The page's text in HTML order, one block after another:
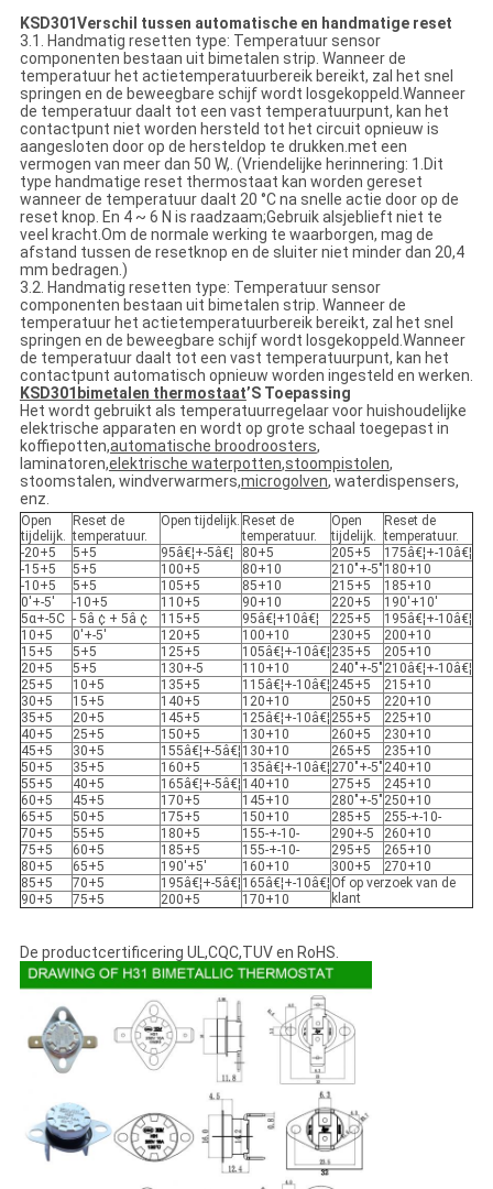
KSD301Verschil tussen automatische en handmatige reset
3.1. Handmatig resetten type: Temperatuur sensor
componenten bestaan uit bimetalen strip. Wanneer de
temperatuur het actietemperatuurbereik bereikt, zal het snel
springen en de beweegbare schijf wordt losgekoppeld.Wanneer
de temperatuur daalt tot een vast temperatuurpunt, kan het
contactpunt niet worden hersteld tot het circuit opnieuw is
aangesloten door op de hersteldop te drukken.met een
vermogen van meer dan 50 W,. (Vriendelijke herinnering: 1.Dit
type handmatige reset thermostaat kan worden gereset
wanneer de temperatuur daalt 20 °C na snelle actie door op de
reset knop. En 4 ~ 6 N is raadzaam;Gebruik alsjeblieft niet te
veel kracht.Om de normale werking te waarborgen, mag de
afstand tussen de resetknop en de sluiter niet minder dan 20,4
mm bedragen.)
3.2. Handmatig resetten type: Temperatuur sensor
componenten bestaan uit bimetalen strip. Wanneer de
temperatuur het actietemperatuurbereik bereikt, zal het snel
springen en de beweegbare schijf wordt losgekoppeld.Wanneer
de temperatuur daalt tot een vast temperatuurpunt, kan het
contactpunt automatisch opnieuw worden ingesteld en werken.
KSD301 bimetalen thermostaat’S Toepassing
Het wordt gebruikt als temperatuurregelaar voor huishoudelijke
elektrische apparaten en wordt op grote schaal toegepast in
koffiepotten,automatische broodroosters,
laminatoren,elektrische waterpotten,stoompistolen,
stoomstalen, windverwarmers,microgolven, waterdispensers,
enz.
Open
tijdelijk.
Reset de
temperatuur.
Open tijdelijk. Reset de
temperatuur.
Open
tijdelijk.
Reset de
temperatuur.
-20+5
5+5 95â€¦+-5â€¦ 80+5 205+5
175â€¦+-10â€¦
-15+5
5+5 100+5 80+10 210"+-5" 180+10
-10+5
5+5 105+5 85+10 215+5
185+10
0'+-5'
-10+5 110+5 90+10 220+5
190'+10'
5α+-5C - 5â ¢ + 5â ¢ 115+5 95â€¦+10â€¦ 225+5
195â€¦+-10â€¦
10+5
0'+-5' 120+5 100+10 230+5
200+10
15+5
5+5 125+5 105â€¦+-10â€¦ 235+5
205+10
20+5
5+5 130+-5 110+10 240"+-5" 210â€¦+-10â€¦
25+5
10+5 135+5 115â€¦+-10â€¦ 245+5
215+10
30+5
15+5 140+5 120+10 250+5
220+10
35+5
20+5 145+5 125â€¦+-10â€¦ 255+5
225+10
40+5
25+5 150+5 130+10 260+5
230+10
45+5
30+5 155â€¦+-5â€¦ 130+10 265+5
235+10
50+5
35+5 160+5 135â€¦+-10â€¦ 270"+-5" 240+10
55+5
40+5 165â€¦+-5â€¦ 140+10 275+5
245+10
60+5
45+5 170+5 145+10 280"+-5" 250+10
65+5
50+5 175+5 150+10 285+5
255-+-10-
70+5
55+5 180+5 155-+-10- 290+-5
260+10
75+5
60+5 185+5 155-+-10- 295+5
265+10
80+5
65+5 190'+5' 160+10 300+5
270+10
85+5
70+5 195â€¦+-5â€¦ 165â€¦+-10â€¦ Of op verzoek van de
klant
90+5 75+5 200+5 170+10
De productcertificering UL,CQC,TUV en RoHS.